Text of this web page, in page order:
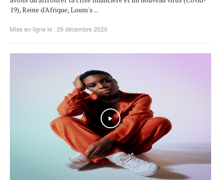
19), Reine d'Afrique, Loum's ...
Mise en ligne le : 29 décembre 2020